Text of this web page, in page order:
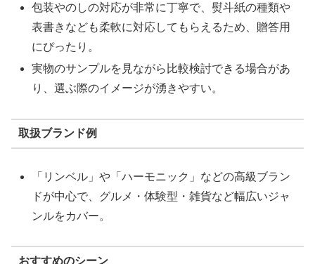
包装やのしの対応が非常に丁寧で、熨斗紙の種類や
表書きなども柔軟に対応してもらえるため、贈答用
にぴったり。
実物のサンプルを見ながら比較検討できる場合があ
り、選ぶ際のイメージが湧きやすい。
取扱ブランド例
「リンベル」や「ハーモニック」などの高級ブラン
ドが中心で、グルメ・体験型・雑貨など幅広いジャ
ンルをカバー。
おすすめのシーン